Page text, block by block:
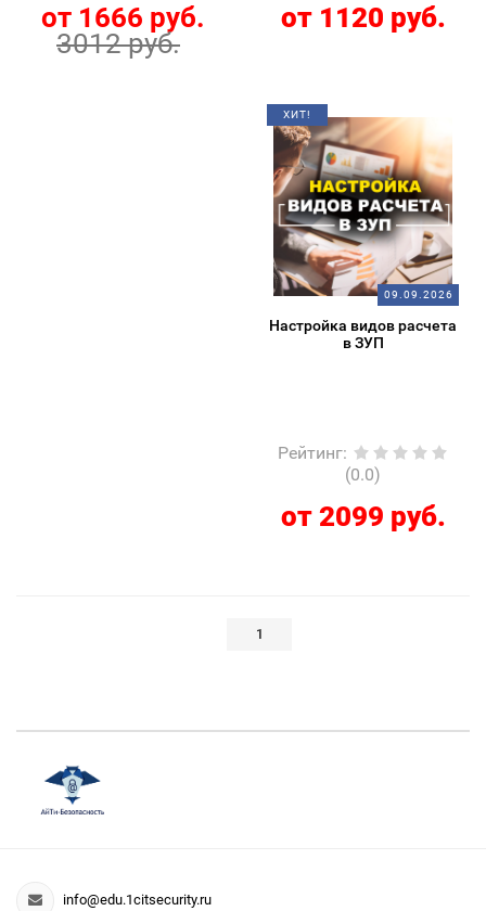
от 1666 руб.
3012 руб.
от 1120 руб.
ХИТ!
09.09.2026
Настройка видов расчета
в ЗУП
Рейтинг:
(0.0)
от 2099 руб.
1
info@edu.1citsecurity.ru